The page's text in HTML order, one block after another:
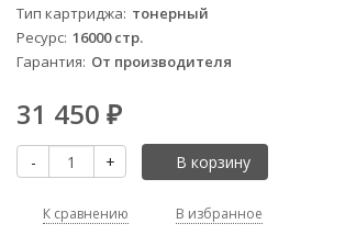
Тип картриджа тонерный
Ресурс 16000 стр.
Гарантия От производителя
31 450 ₽
- + В корзину
К сравнению В избранное